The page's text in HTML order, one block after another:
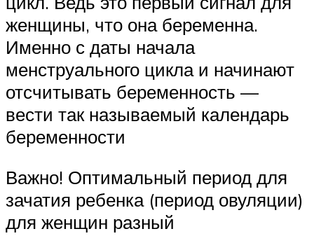
женщины, что она беременна.
Именно с даты начала
менструального цикла и начинают
отсчитывать беременность —
вести так называемый календарь
беременности
Важно! Оптимальный период для
зачатия ребенка (период овуляции)
для женщин разный